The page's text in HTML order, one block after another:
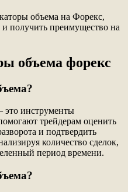
объема на Форекс,
получить преимущество на
объема форекс
это инструменты
трейдерам оценить
и подтвердить
количество сделок,
период времени.